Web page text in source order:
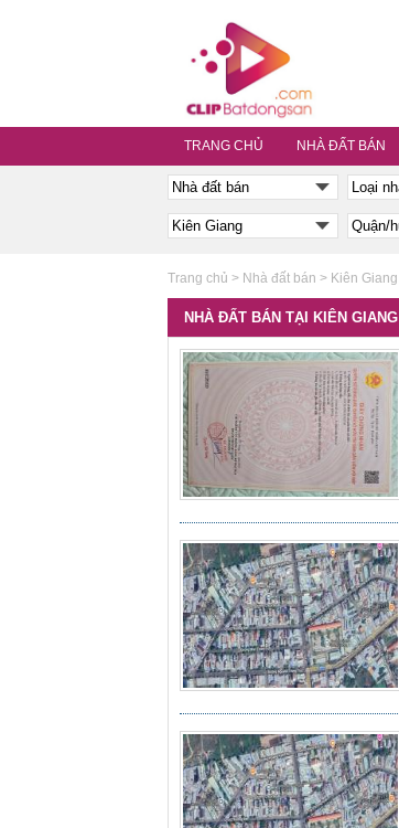
TRANG CHỦ NHÀ ĐẤT BÁN
Trang chủ > Nhà đất bán > Kiên Giang
NHÀ ĐẤT BÁN TẠI KIÊN GIANG